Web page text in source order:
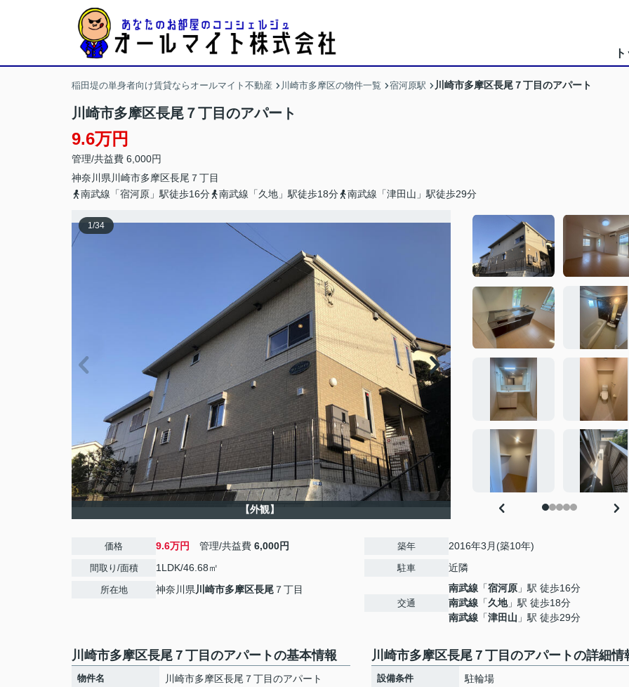
稲田堤の単身者向け賃貸ならオールマイト不動産 川崎市多摩区の物件一覧 宿河原駅 川崎市多摩区長尾７丁目のアパート
川崎市多摩区長尾７丁目のアパート
9.6万円
管理/共益費 6,000円
神奈川県 川崎市多摩区長尾 ７丁目
南武線「宿河原」駅徒歩16分
南武線「久地」駅徒歩18分 南武線「津田山」駅徒歩29分
1/34
【外観】
価格 9.6万円 管理/共益費 6,000円
間取り/面積 1LDK/46.68㎡
所在地 神奈川県川崎市多摩区長尾 ７丁目
築年 2016年3月(築10年)
駐車 近隣
交通
南武線 「宿河原 」駅 徒歩16分
南武線 「久地」駅 徒歩18分
南武線 「津田山 」駅 徒歩29分
川崎市多摩区長尾７丁目のアパートの基本情報
物件名 川崎市多摩区長尾７丁目のアパート
川崎市多摩区長尾７丁目のアパートの詳細情
設備条件
駐輪場